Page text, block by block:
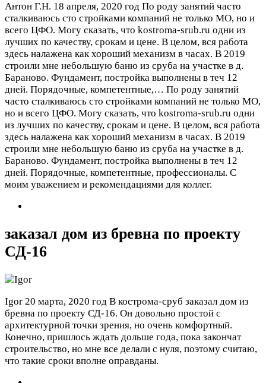
Антон Г.Н. 18 апреля, 2020 год По роду занятий часто
сталкиваюсь сто стройками компаний не только МО, но и
всего ЦФО. Могу сказать, что kostroma-srub.ru одни из
лучших по качеству, срокам и цене. В целом, вся работа
здесь налажена как хороший механизм в часах. В 2019
строили мне небольшую баню из сруба на участке в д.
Бараново. Фундамент, постройка выполнены в теч 12
дней. Порядочные, компетентные,… По роду занятий
часто сталкиваюсь сто стройками компаний не только МО,
но и всего ЦФО. Могу сказать, что kostroma-srub.ru одни
из лучших по качеству, срокам и цене. В целом, вся работа
здесь налажена как хороший механизм в часах. В 2019
строили мне небольшую баню из сруба на участке в д.
Бараново. Фундамент, постройка выполнены в теч 12
дней. Порядочные, компетентные, профессионалы. С
моим уважением и рекомендациями для коллег.
заказал дом из бревна по проекту
СД-16
Igor 20 марта, 2020 год В кострома-сруб заказал дом из
бревна по проекту СД-16. Он довольно простой с
архитектурной точки зрения, но очень комфортный.
Конечно, пришлось ждать дольше года, пока закончат
строительство, но мне все делали с нуля, поэтому считаю,
что такие сроки вполне оправданы.